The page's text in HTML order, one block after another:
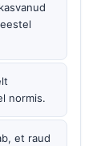
normis.
et raud